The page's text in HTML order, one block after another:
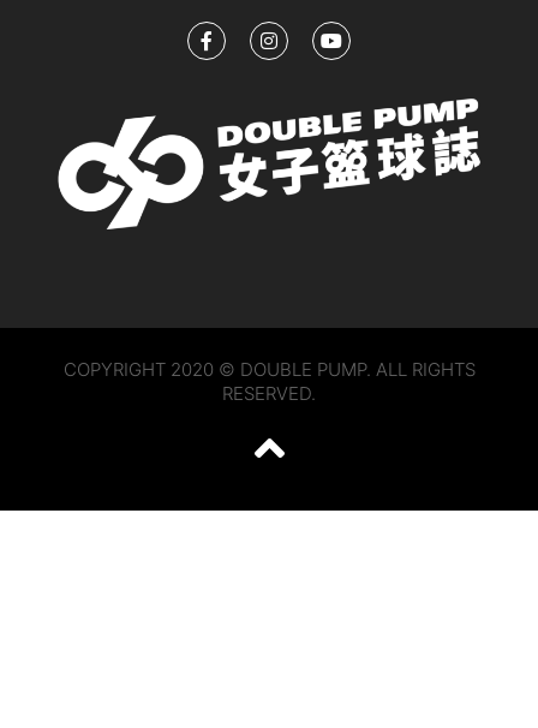
COPYRIGHT 2020 © DOUBLE PUMP. ALL RIGHTS
RESERVED.